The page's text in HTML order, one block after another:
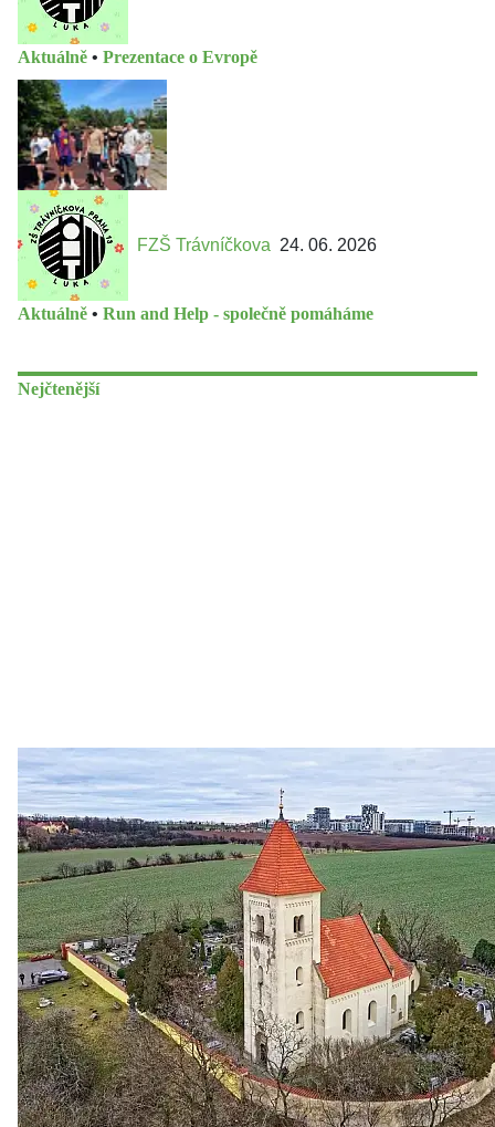
Aktuálně • Prezentace o Evropě
FZŠ Trávníčkova 24. 06. 2026
Aktuálně • Run and Help - společně pomáháme
Nejčtenější
Zastanem se 03. 08. 2026
Politika • Volební seriál #02: Nová výstavba v jihozápadním
městě
Jakými nástroji navrhujete vstupovat z pozice ÚMČ Praha
13 do procesů developerské výstavby např. v lokalitě
Třebonice a Chaby, kterou umožňuje nově schválený
Metropolitn...